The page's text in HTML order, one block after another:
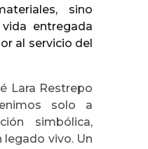
sino
entregada
al servicio del
Lara Restrepo
solo a
simbólica,
vivo. Un